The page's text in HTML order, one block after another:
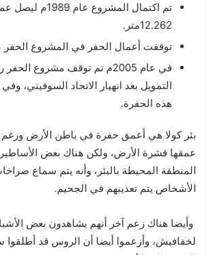
تم اكتمال المشروع
12.262متر.
توقفت أعمال الحفر في المشروع الحفر عام
في عام 2005م تم توقف مشروع
هذه الحفرة.
بئر كولا هي أعمق حفرة في باطن الأرض
عمقها قشرة الأرض، ولكن هناك بعض
المنطقة المحيطة بالبئر، وأنه يتم سماع
الأشخاص يتم تعذيبهم في الجحيم.
وأيضا هناك زعم آخر أنهم يشاهدون بعض
لخفافيش، وأزعموا أيضا أن الروس قد